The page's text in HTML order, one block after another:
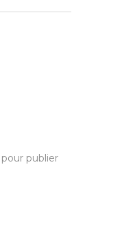
pour publier